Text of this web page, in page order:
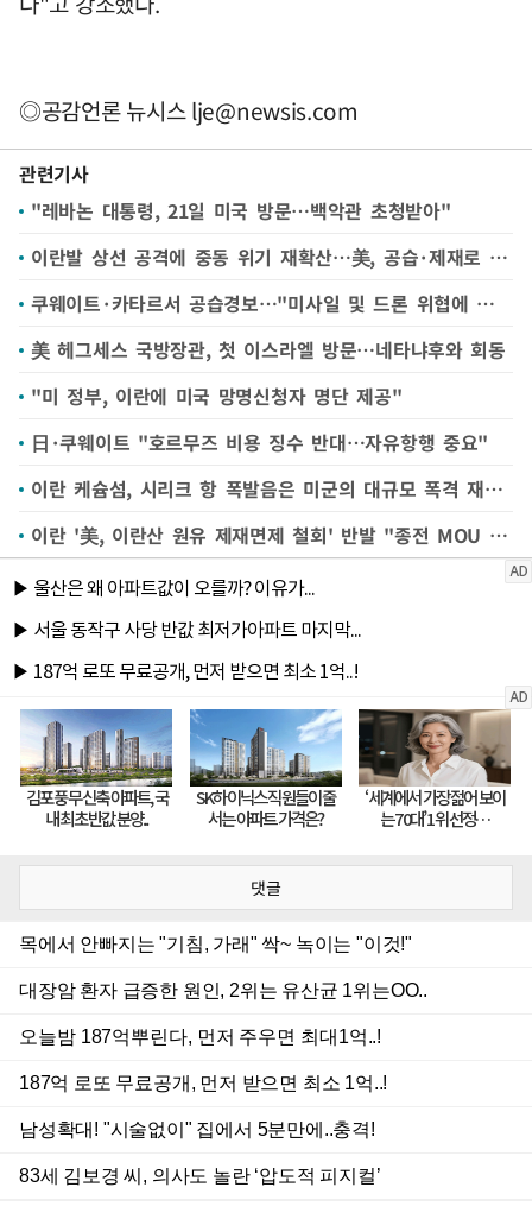
◎공감언론 뉴시스lje@newsis.com
관련기사
"레바논 대통령, 21일 미국 방문…백악관 초청받아"
이란발 상선 공격에 중동 위기 재확산…美, 공습·제재로 맞대응(종합)
쿠웨이트·카타르서 공습경보…"미사일 및 드론 위협에 대응 중"
美 헤그세스 국방장관, 첫 이스라엘 방문…네타냐후와 회동
"미 정부, 이란에 미국 망명신청자 명단 제공"
日·쿠웨이트 "호르무즈 비용 징수 반대…자유항행 중요"
이란 케슘섬, 시리크 항 폭발음은 미군의 대규모 폭격 재개 탓--이란 TV
이란 '美, 이란산 원유 제재면제 철회' 반발 "종전 MOU 중대 위반"
댓글